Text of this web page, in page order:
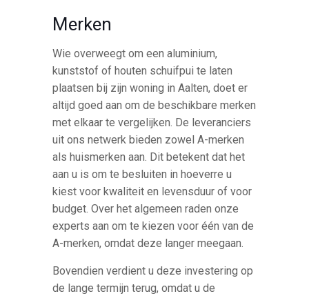
Merken
Wie overweegt om een aluminium,
kunststof of houten schuifpui te laten
plaatsen bij zijn woning in Aalten, doet er
altijd goed aan om de beschikbare merken
met elkaar te vergelijken. De leveranciers
uit ons netwerk bieden zowel A-merken
als huismerken aan. Dit betekent dat het
aan u is om te besluiten in hoeverre u
kiest voor kwaliteit en levensduur of voor
budget. Over het algemeen raden onze
experts aan om te kiezen voor één van de
A-merken, omdat deze langer meegaan.
Bovendien verdient u deze investering op
de lange termijn terug, omdat u de